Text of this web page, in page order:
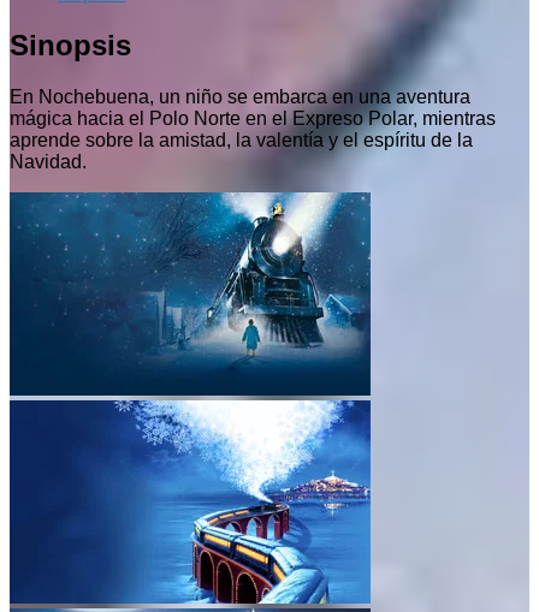
Sinopsis
En Nochebuena, un niño se embarca en una aventura
mágica hacia el Polo Norte en el Expreso Polar, mientras
aprende sobre la amistad, la valentía y el espíritu de la
Navidad.